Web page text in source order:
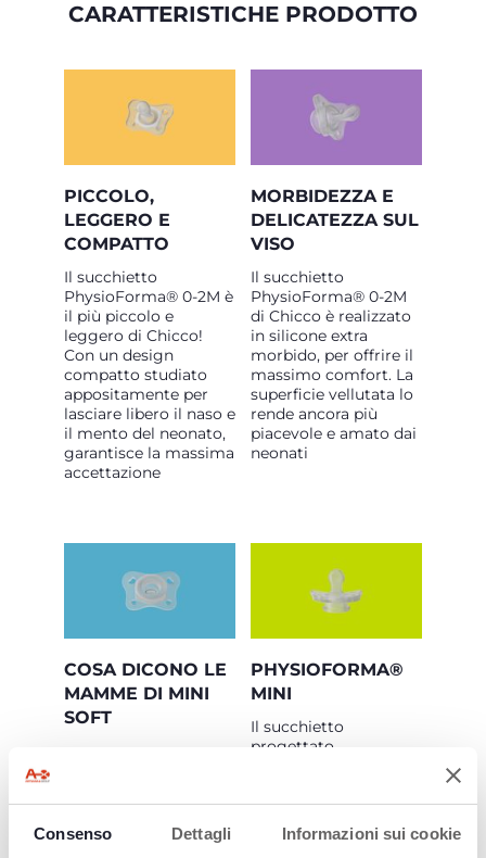
Consenso Dettagli Informazioni sui cookie
CARATTERISTICHE PRODOTTO
PICCOLO,
LEGGERO E
COMPATTO
Il succhietto
PhysioForma® 0-2M è
il più piccolo e
leggero di Chicco!
Con un design
compatto studiato
appositamente per
lasciare libero il naso e
il mento del neonato,
garantisce la massima
accettazione
MORBIDEZZA E
DELICATEZZA SUL
VISO
Il succhietto
PhysioForma® 0-2M
di Chicco è realizzato
in silicone extra
morbido, per offrire il
massimo comfort. La
superficie vellutata lo
rende ancora più
piacevole e amato dai
neonati
COSA DICONO LE
MAMME DI MINI
SOFT
perfettamente al
viso del mio
bambino – 95%
PHYSIOFORMA®
MINI
Il succhietto
progettato
esclusivo
PhysioForma® di
Chicco supporta i